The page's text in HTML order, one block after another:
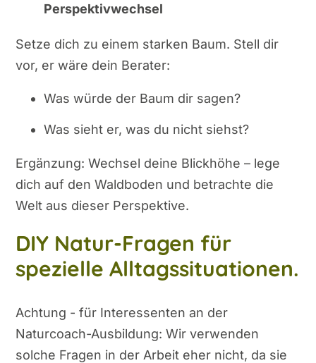
Perspektivwechsel
Setze dich zu einem starken Baum. Stell dir
vor, er wäre dein Berater:
Was würde der Baum dir sagen?
Was sieht er, was du nicht siehst?
Ergänzung: Wechsel deine Blickhöhe – lege
dich auf den Waldboden und betrachte die
Welt aus dieser Perspektive.
DIY Natur-Fragen für
spezielle Alltagssituationen.
Achtung - für Interessenten an der
Naturcoach-Ausbildung: Wir verwenden
solche Fragen in der Arbeit eher nicht, da sie